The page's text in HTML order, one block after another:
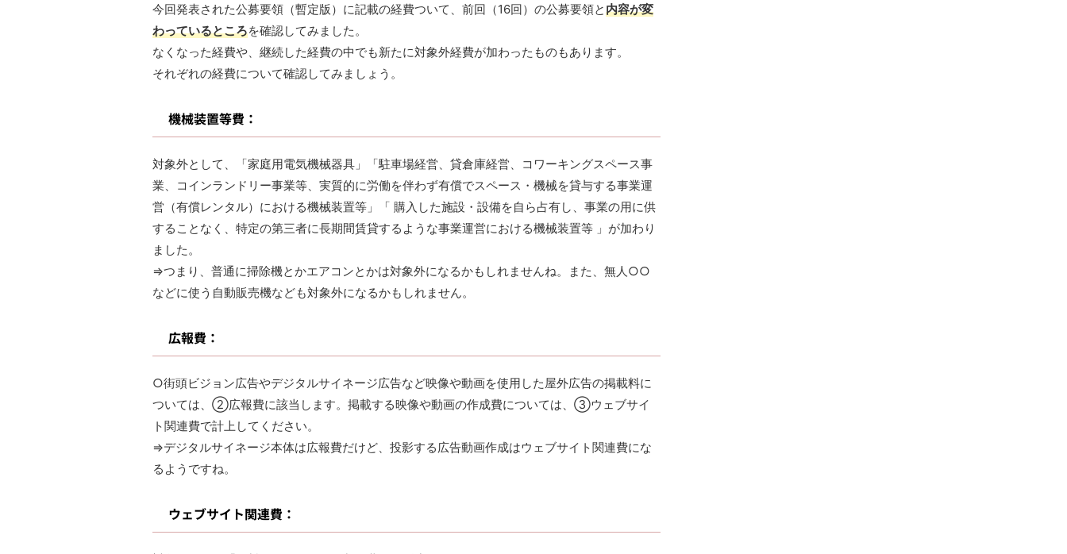
今回発表された公募要領（暫定版）に記載の経費ついて、前回（16回）の公募要領と内容が変
わっているところを確認してみました。
なくなった経費や、継続した経費の中でも新たに対象外経費が加わったものもあります。
それぞれの経費について確認してみましょう。
機械装置等費：
対象外として、「家庭用電気機械器具」「駐車場経営、貸倉庫経営、コワーキングスペース事
業、コインランドリー事業等、実質的に労働を伴わず有償でスペース・機械を貸与する事業運
営（有償レンタル）における機械装置等」「 購入した施設・設備を自ら占有し、事業の用に供
することなく、特定の第三者に長期間賃貸するような事業運営における機械装置等 」が加わり
ました。
⇒つまり、普通に掃除機とかエアコンとかは対象外になるかもしれませんね。また、無人○○
などに使う自動販売機なども対象外になるかもしれません。
広報費：
○街頭ビジョン広告やデジタルサイネージ広告など映像や動画を使用した屋外広告の掲載料に
ついては、②広報費に該当します。掲載する映像や動画の作成費については、③ウェブサイ
ト関連費で計上してください。
⇒デジタルサイネージ本体は広報費だけど、投影する広告動画作成はウェブサイト関連費にな
るようですね。
ウェブサイト関連費：